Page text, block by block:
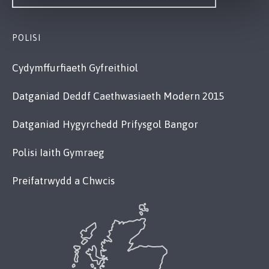
POLISI
Cydymffurfiaeth Gyfreithiol
Datganiad Deddf Caethwasiaeth Modern 2015
Datganiad Hygyrchedd Prifysgol Bangor
Polisi Iaith Gymraeg
Preifatrwydd a Chwcis